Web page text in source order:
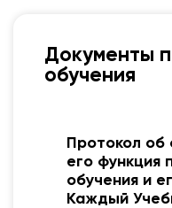
Документы
обучения
Протокол об
его функция
обучения и
Каждый